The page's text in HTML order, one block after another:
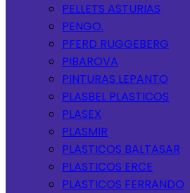
PELLETS ASTURIAS
PENGO.
PFERD RUGGEBERG
PIBAROVA
PINTURAS LEPANTO
PLASBEL PLASTICOS
PLASEX
PLASMIR
PLASTICOS BALTASAR
PLASTICOS ERCE
PLASTICOS FERRANDO